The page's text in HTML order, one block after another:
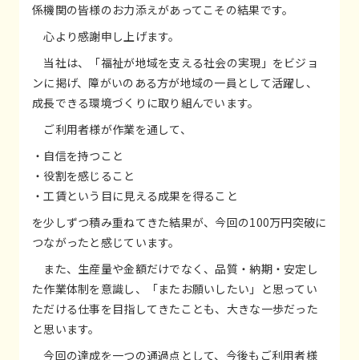
係機関の皆様のお力添えがあってこその結果です。
心より感謝申し上げます。
当社は、「福祉が地域を支える社会の実現」をビジョ
ンに掲げ、障がいのある方が地域の一員として活躍し、
成長できる環境づくりに取り組んでいます。
ご利用者様が作業を通して、
・自信を持つこと
・役割を感じること
・工賃という目に見える成果を得ること
を少しずつ積み重ねてきた結果が、今回の100万円突破に
つながったと感じています。
また、生産量や金額だけでなく、品質・納期・安定し
た作業体制を意識し、「またお願いしたい」と思ってい
ただける仕事を目指してきたことも、大きな一歩だった
と思います。
今回の達成を一つの通過点として、今後もご利用者様